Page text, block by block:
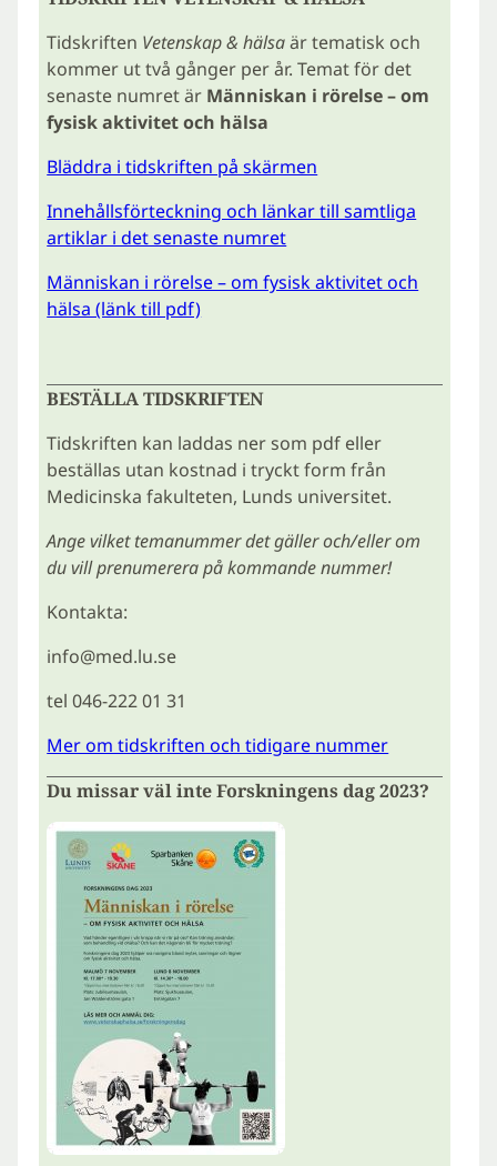
Tidskriften Vetenskap & hälsaär tematisk och
kommer ut två gånger per år. Temat för det
senaste numret är Människan i rörelse – om
fysisk aktivitet och hälsa
Bläddra i tidskriften på skärmen
Innehållsförteckning och länkar till samtliga
artiklar i det senaste numret
Människan i rörelse – om fysisk aktivitet och
hälsa (länk till pdf)
BESTÄLLA TIDSKRIFTEN
Tidskriften kan laddas ner som pdf eller
beställas utan kostnad i tryckt form från
Medicinska fakulteten, Lunds universitet.
Ange vilket temanummer det gäller och/eller om
du vill prenumerera på kommande nummer!
Kontakta:
info@med.lu.se
tel 046-222 01 31
Mer om tidskriften och tidigare nummer
Du missar väl inte Forskningens dag 2023?